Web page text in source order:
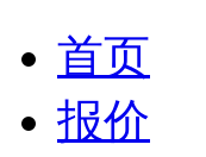
首页
报价